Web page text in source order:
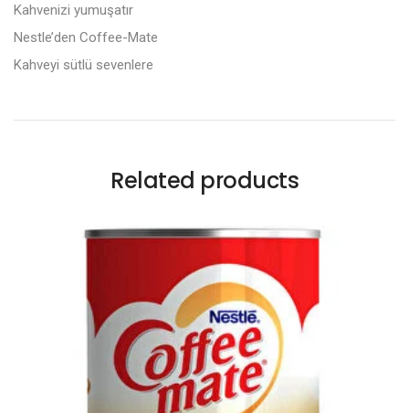
Kahvenizi yumuşatır
Nestle’den Coffee-Mate
Kahveyi sütlü sevenlere
Related products